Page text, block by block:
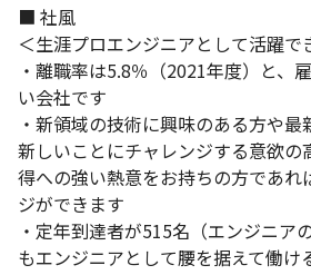
■ 社風
＜生涯プロエンジニアとして活躍で
・離職率は5.8％（2021年度）と、
い会社です
・新領域の技術に興味のある方や最
新しいことにチャレンジする意欲の
得への強い熱意をお持ちの方であれ
ジができます
・定年到達者が515名（エンジニア
もエンジニアとして腰を据えて働け